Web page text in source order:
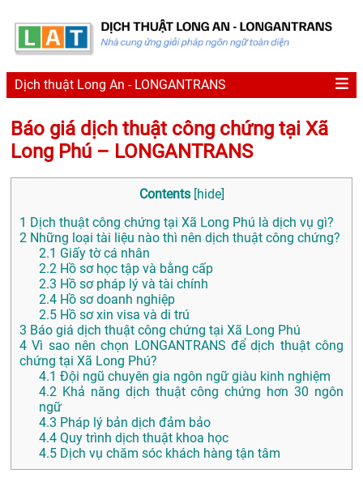
Dịch thuật Long An - LONGANTRANS
Báo giá dịch thuật công chứng tại Xã
Long Phú – LONGANTRANS
Contents [hide]
1 Dịch thuật công chứng tại Xã Long Phú là dịch vụ gì?
2 Những loại tài liệu nào thì nên dịch thuật công chứng?
2.1 Giấy tờ cá nhân
2.2 Hồ sơ học tập và bằng cấp
2.3 Hồ sơ pháp lý và tài chính
2.4 Hồ sơ doanh nghiệp
2.5 Hồ sơ xin visa và di trú
3 Báo giá dịch thuật công chứng tại Xã Long Phú
4 Vì sao nên chọn LONGANTRANS để dịch thuật công
chứng tại Xã Long Phú?
4.1 Đội ngũ chuyên gia ngôn ngữ giàu kinh nghiệm
4.2 Khả năng dịch thuật công chứng hơn 30 ngôn
ngữ
4.3 Pháp lý bản dịch đảm bảo
4.4 Quy trình dịch thuật khoa học
4.5 Dịch vụ chăm sóc khách hàng tận tâm